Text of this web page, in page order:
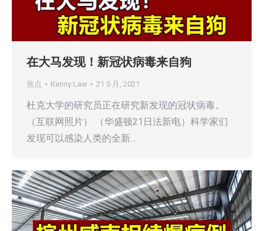
在大马发现！新冠状病毒来自狗
焦点 Kenny Law 21 5 月, 2021
杜克大学的研究员正在研究新发现的冠状病毒。
（互联网照片） （华盛顿21日法新电）科学家们
发现可以感染人类的全新…